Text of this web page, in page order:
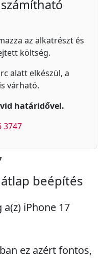
az alkatrészt és
költség.
alatt elkészül, a
várható.
határidővel.
3747
beépítés
iPhone 17
ez azért fontos,